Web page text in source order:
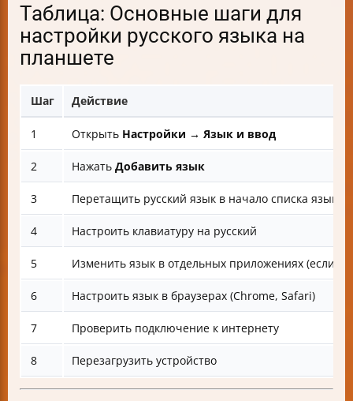
Таблица: Основные шаги для
настройки русского языка на
планшете
Шаг Действие
1 Открыть Настройки → Язык и ввод
2 Нажать Добавить язык
3 Перетащить русский язык в начало списка языков
4 Настроить клавиатуру на русский
5 Изменить язык в отдельных приложениях (если
6 Настроить язык в браузерах (Chrome, Safari)
7 Проверить подключение к интернету
8 Перезагрузить устройство